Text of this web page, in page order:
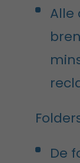
Alle
De